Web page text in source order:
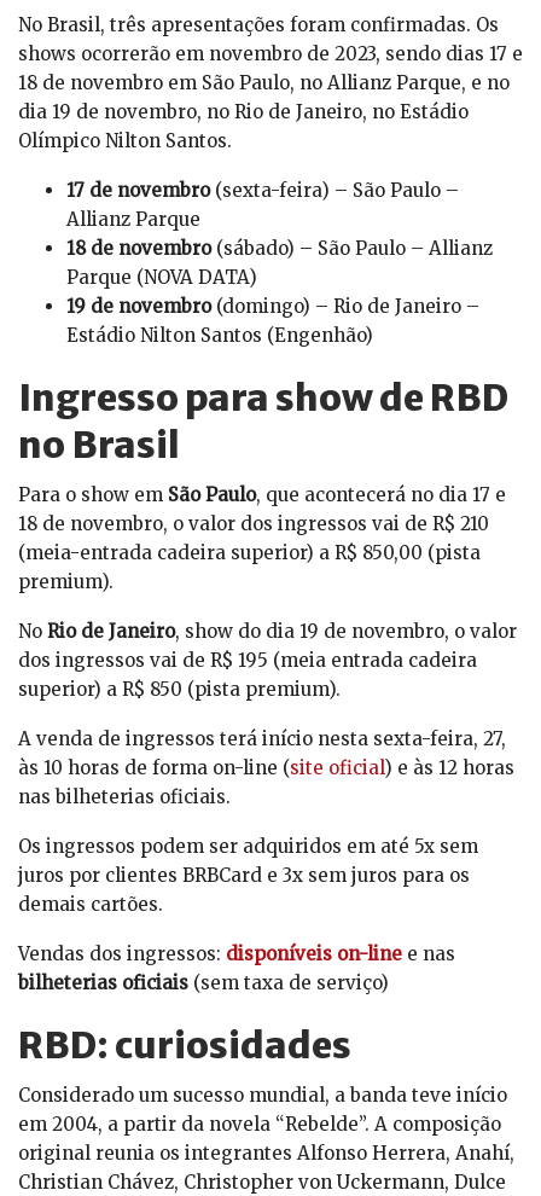
No Brasil, três apresentações foram confirmadas. Os
shows ocorrerão em novembro de 2023, sendo dias 17 e
18 de novembro em São Paulo, no Allianz Parque, e no
dia 19 de novembro, no Rio de Janeiro, no Estádio
Olímpico Nilton Santos.
17 de novembro(sexta-feira) – São Paulo –
Allianz Parque
18 de novembro(sábado) – São Paulo – Allianz
Parque (NOVA DATA)
19 de novembro(domingo) – Rio de Janeiro –
Estádio Nilton Santos (Engenhão)
Ingresso para show de RBD
no Brasil
Para o show em São Paulo, que acontecerá no dia 17 e
18 de novembro, o valor dos ingressos vai de R$ 210
(meia-entrada cadeira superior) a R$ 850,00 (pista
premium).
No Rio de Janeiro, show do dia 19 de novembro, o valor
dos ingressos vai de R$ 195 (meia entrada cadeira
superior) a R$ 850 (pista premium).
A venda de ingressos terá início nesta sexta-feira, 27,
às 10 horas de forma on-line (site oficial) e às 12 horas
nas bilheterias oficiais.
Os ingressos podem ser adquiridos em até 5x sem
juros por clientes BRBCard e 3x sem juros para os
demais cartões.
Vendas dos ingressos: disponíveis on-line e nas
bilheterias oficiais (sem taxa de serviço)
RBD: curiosidades
Considerado um sucesso mundial, a banda teve início
em 2004, a partir da novela “Rebelde”. A composição
original reunia os integrantes Alfonso Herrera, Anahí,
Christian Chávez, Christopher von Uckermann, Dulce